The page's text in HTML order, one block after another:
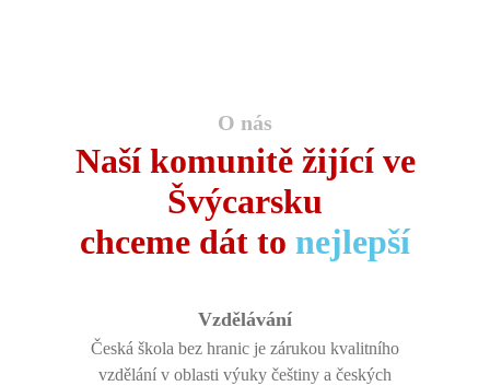
O nás
Naší komunitě žijící ve
Švýcarsku
chceme dát to nejlepší
Vzdělávání
Česká škola bez hranic je zárukou kvalitního
vzdělání v oblasti výuky češtiny a českých